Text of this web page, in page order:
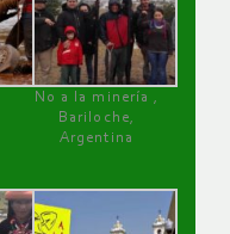
No a la minería ,
Bariloche,
Argentina